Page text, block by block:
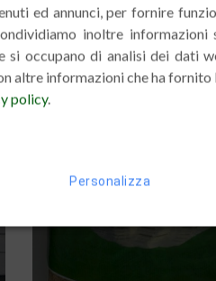
ed annunci, per fornire
inoltre informazioni
occupano di analisi dei dati
altre informazioni che ha fornito
policy.
Personalizza